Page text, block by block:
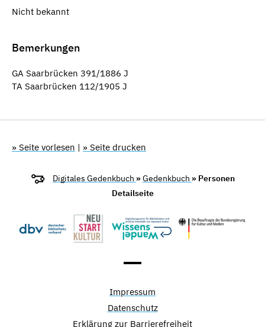
Nicht bekannt
Bemerkungen
GA Saarbrücken 391/1886 J
TA Saarbrücken 112/1905 J
» Seite vorlesen | » Seite drucken
Digitales Gedenkbuch »Gedenkbuch » Personen
Detailseite
Impressum
Datenschutz
Erklärung zur Barrierefreiheit